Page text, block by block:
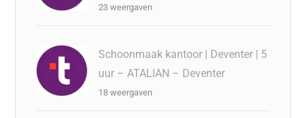
23 weergaven
Schoonmaak kantoor | Deventer | 5
uur – ATALIAN – Deventer
18 weergaven